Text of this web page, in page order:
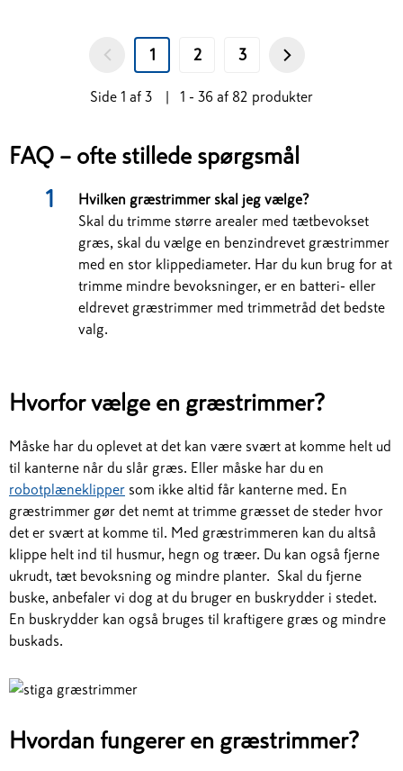
1 2 3
Side 1 af 3 1 - 36 af 82 produkter
FAQ – ofte stillede spørgsmål
Hvilken græstrimmer skal jeg vælge?
Skal du trimme større arealer med tætbevokset
græs, skal du vælge en benzindrevet græstrimmer
med en stor klippediameter. Har du kun brug for at
trimme mindre bevoksninger, er en batteri- eller
eldrevet græstrimmer med trimmetråd det bedste
valg.
Hvorfor vælge en græstrimmer?
Måske har du oplevet at det kan være svært at komme helt ud
til kanterne når du slår græs. Eller måske har du en
robotplæneklipper som ikke altid får kanterne med. En
græstrimmer gør det nemt at trimme græsset de steder hvor
det er svært at komme til. Med græstrimmeren kan du altså
klippe helt ind til husmur, hegn og træer. Du kan også fjerne
ukrudt, tæt bevoksning og mindre planter. Skal du fjerne
buske, anbefaler vi dog at du bruger en buskrydder i stedet.
En buskrydder kan også bruges til kraftigere græs og mindre
buskads.
Hvordan fungerer en græstrimmer?